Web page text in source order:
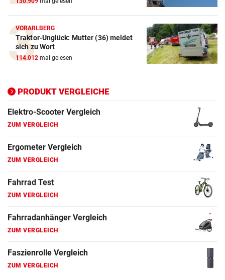
VORARLBERG
Traktor-Unglück: Mutter (36) meldet
sich zu Wort
114.012 mal gelesen
PRODUKT VERGLEICHE
E-Bike Vergleich
ZUM VERGLEICH
Elektro-Scooter Vergleich
ZUM VERGLEICH
ZUM VERGLEICH
Fahrrad Test
ZUM VERGLEICH
Fahrradanhänger Vergleich
ZUM VERGLEICH
Faszienrolle Vergleich
ZUM VERGLEICH
Hoverboard Vergleich
ZUM VERGLEICH
Kinderfahrrad Vergleich
ZUM VERGLEICH